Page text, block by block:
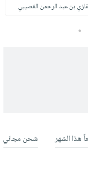
غازي بن عبد الرحمن القصيبي
5
هذا الشهر شحن مجاني